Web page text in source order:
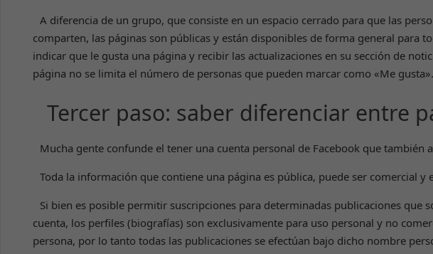
A diferencia de un grupo, que consiste en un espacio cerrado para que las
comparten, las páginas son públicas y están disponibles de forma general para
indicar que le gusta una página y recibir las actualizaciones en su sección de
página no se limita el número de personas que pueden marcar como «Me gusta».
Tercer paso: saber diferenciar entre
Mucha gente confunde el tener una cuenta personal de Facebook que también
Toda la información que contiene una página es pública, puede ser comercial y
Si bien es posible permitir suscripciones para determinadas publicaciones que
cuenta, los perfiles (biografías) son exclusivamente para uso personal y no
persona, por lo tanto todas las publicaciones se efectúan bajo dicho nombre